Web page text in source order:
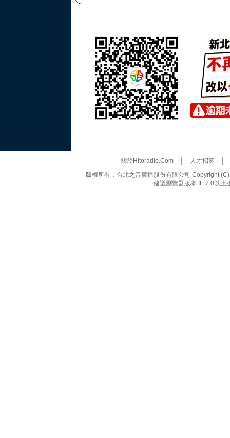
關於Hitoradio.Com│ 人才招募
版權所有，台北之音廣播股份有限公司 Copyright
建議瀏覽器版本 IE 7.0以上